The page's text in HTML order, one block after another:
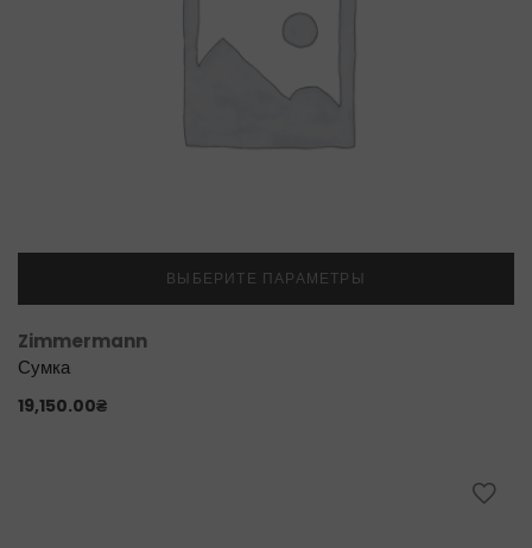
ВЫБЕРИТЕ ПАРАМЕТРЫ
Zimmermann
Сумка
19,150.00₴